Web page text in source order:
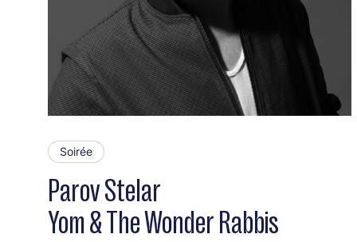
Soirée
Parov Stelar
Yom & The Wonder Rabbis